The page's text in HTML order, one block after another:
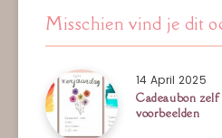
Misschien vind je dit
14 April 2025
Cadeaubon zelf
voorbeelden